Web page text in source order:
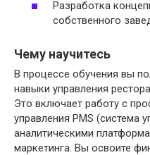
Разработка
собственного
Чему научитесь
В процессе обучения вы
навыки управления
Это включает работу с
управления PMS (система
аналитическими
маркетинга. Вы освоите